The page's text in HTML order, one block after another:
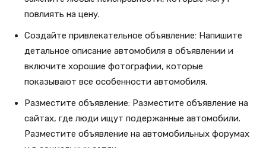
повлиять на цену.
Создайте привлекательное объявление: Напишите
детальное описание автомобиля в объявлении и
включите хорошие фотографии, которые
показывают все особенности автомобиля.
Разместите объявление: Разместите объявление на
сайтах, где люди ищут подержанные автомобили.
Разместите объявление на автомобильных форумах